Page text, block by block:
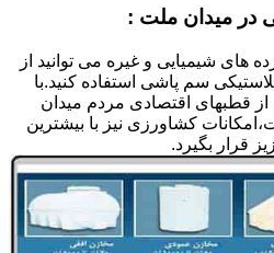
در میدان ملت :
های شیمیایی و غیره می توانید از
سم پاشی استفاده کنید.با
قطبهای اقتصادی مردم میدان
کشاورزی نیز با بیشترین
قرار بگیرد.